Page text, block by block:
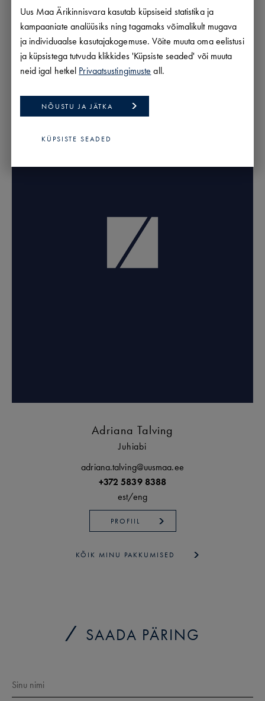
Uus Maa Ärikinnisvara kasutab küpsiseid statistika ja
kampaaniate analüüsiks ning tagamaks võimalikult mugava
ja individuaalse kasutajakogemuse. Võite muuta oma eelistusi
ja küpsistega tutvuda klikkides 'Küpsiste seaded' või muuta
neid igal hetkel Privaatsustingimuste all.
NÕUSTU JA JÄTKA
KÜPSISTE SEADED
PROFIIL
KÕIK MINU PAKKUMISED
Adriana Talving
Juhiabi
adriana.talving@uusmaa.ee
+372 5839 8388
est/eng
PROFIIL
KÕIK MINU PAKKUMISED
SAADA PÄRING